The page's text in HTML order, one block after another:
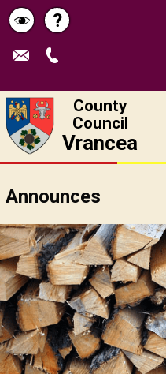
Schimbă
contrastul
Help
?
County
Council
Vrancea
Announces